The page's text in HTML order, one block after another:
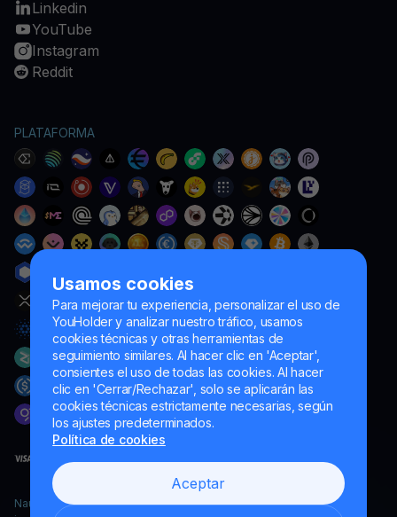
Usamos cookies
Para mejorar tu experiencia, personalizar el uso de
YouHolder y analizar nuestro tráfico, usamos
cookies técnicas y otras herramientas de
seguimiento similares. Al hacer clic en 'Aceptar',
consientes el uso de todas las cookies. Al hacer
clic en 'Cerrar/Rechazar', solo se aplicarán las
cookies técnicas estrictamente necesarias, según
los ajustes predeterminados.
Política de cookies
Aceptar
Linkedin
YouTube
Instagram
Reddit
PLATAFORMA
Naumard LTD. – únicamente para fines de desarrollo informático,